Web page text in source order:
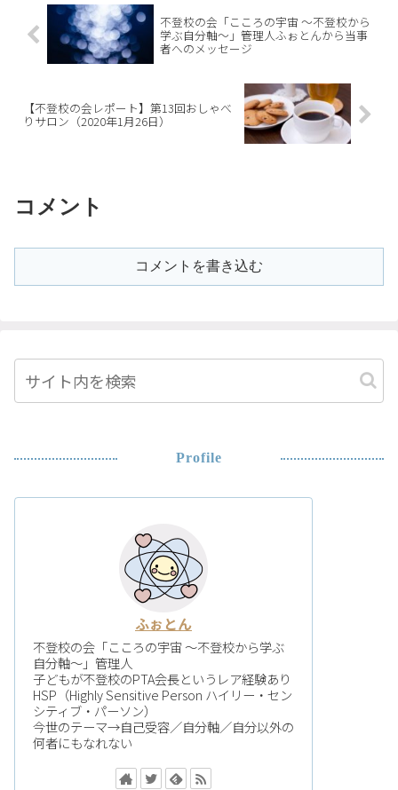
不登校の会「こころの宇宙 〜不登校から
学ぶ自分軸〜」管理人ふぉとんから当事
者へのメッセージ
【不登校の会レポート】第13回おしゃべ
りサロン（2020年1月26日）
コメント
コメントを書き込む
Profile
ふぉとん
不登校の会「こころの宇宙 〜不登校から学ぶ
自分軸〜」管理人
子どもが不登校のPTA会長というレア経験あり
HSP（Highly Sensitive Person ハイリー・セン
シティブ・パーソン）
今世のテーマ→自己受容／自分軸／自分以外の
何者にもなれない